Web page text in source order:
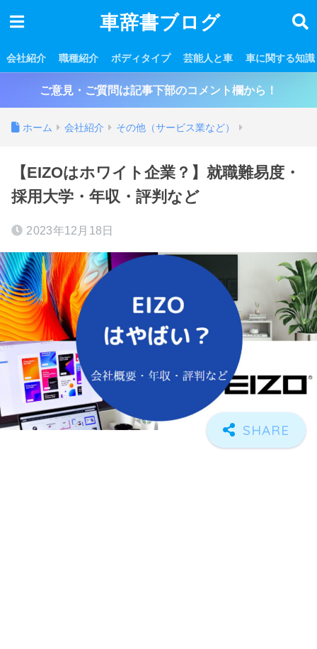
車辞書ブログ
会社紹介 職種紹介 ボディタイプ 芸能人と車 車に関する知識
ご意見・ご質問は記事下部のコメント欄から！
ホーム 会社紹介 その他（サービス業など）
【EIZOはホワイト企業？】就職難易度・
採用大学・年収・評判など
2023年12月18日